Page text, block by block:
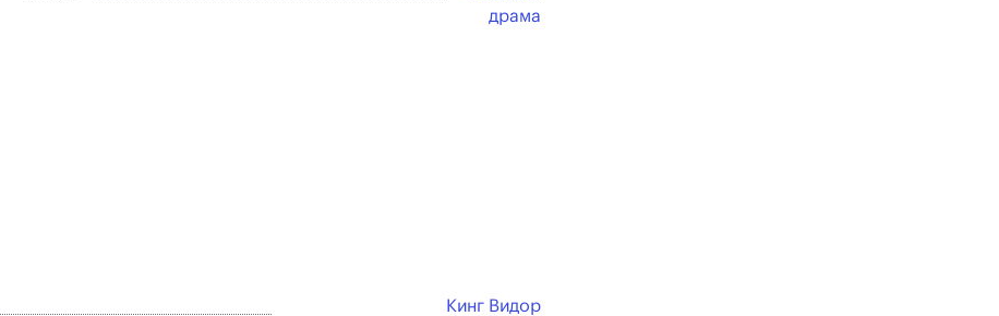
драма
Кинг Видор